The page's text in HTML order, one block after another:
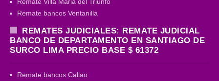
Remate bancos Ventanilla
REMATES JUDICIALES: REMATE JUDICIAL
BANCO DE DEPARTAMENTO EN SANTIAGO DE
SURCO LIMA PRECIO BASE $ 61372
Remate bancos Callao